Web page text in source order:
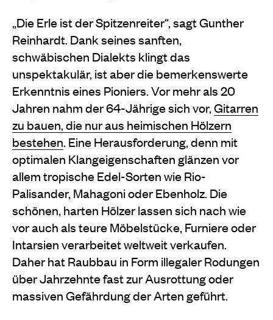
„Die Erle ist der Spitzenreiter“, sagt Gunther
Reinhardt. Dank seines sanften,
schwäbischen Dialekts klingt das
unspektakulär, ist aber die bemerkenswerte
Erkenntnis eines Pioniers. Vor mehr als 20
Jahren nahm der 64-Jährige sich vor,Gitarren
zu bauen, die nur aus heimischen Hölzern
bestehen. Eine Herausforderung, denn mit
optimalen Klangeigenschaften glänzen vor
allem tropische Edel-Sorten wie Rio-
Palisander, Mahagoni oder Ebenholz. Die
schönen, harten Hölzer lassen sich nach wie
vor auch als teure Möbelstücke, Furniere oder
Intarsien verarbeitet weltweit verkaufen.
Daher hat Raubbau in Form illegaler Rodungen
über Jahrzehnte fast zur Ausrottung oder
massiven Gefährdung der Arten geführt.